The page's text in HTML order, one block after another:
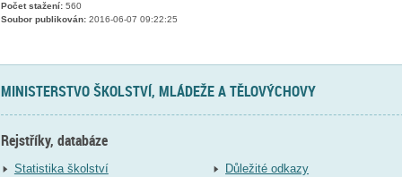
Počet stažení:560
Soubor publikován:2016-06-07 09:22:25
MINISTERSTVO ŠKOLSTVÍ, MLÁDEŽE A TĚLOVÝCHOVY
Rejstříky, databáze
Statistika školství
Důležité odkazy